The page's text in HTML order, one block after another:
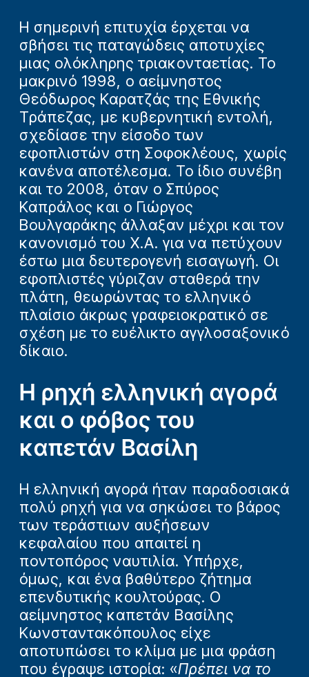
Η σημερινή επιτυχία έρχεται να
σβήσει τις παταγώδεις αποτυχίες
μιας ολόκληρης τριακονταετίας. Το
μακρινό 1998, ο αείμνηστος
Θεόδωρος Καρατζάς της Εθνικής
Τράπεζας, με κυβερνητική εντολή,
σχεδίασε την είσοδο των
εφοπλιστών στη Σοφοκλέους, χωρίς
κανένα αποτέλεσμα. Το ίδιο συνέβη
και το 2008, όταν ο Σπύρος
Καπράλος και ο Γιώργος
Βουλγαράκης άλλαξαν μέχρι και τον
κανονισμό του Χ.Α. για να πετύχουν
έστω μια δευτερογενή εισαγωγή. Οι
εφοπλιστές γύριζαν σταθερά την
πλάτη, θεωρώντας το ελληνικό
πλαίσιο άκρως γραφειοκρατικό σε
σχέση με το ευέλικτο αγγλοσαξονικό
δίκαιο.
Η ρηχή ελληνική αγορά
και ο φόβος του
καπετάν Βασίλη
Η ελληνική αγορά ήταν παραδοσιακά
πολύ ρηχή για να σηκώσει το βάρος
των τεράστιων αυξήσεων
κεφαλαίου που απαιτεί η
ποντοπόρος ναυτιλία. Υπήρχε,
όμως, και ένα βαθύτερο ζήτημα
επενδυτικής κουλτούρας. Ο
αείμνηστος καπετάν Βασίλης
Κωνσταντακόπουλος είχε
αποτυπώσει το κλίμα με μια φράση
που έγραψε ιστορία: «Πρέπει να το